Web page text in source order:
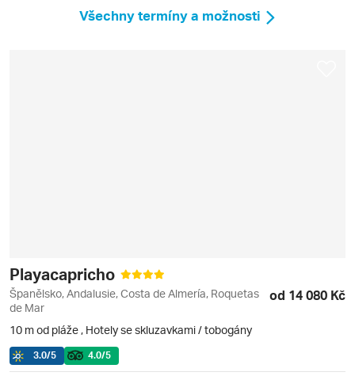
Všechny termíny a možnosti
Playacapricho
Španělsko, Andalusie, Costa de Almería, Roquetas
de Mar
od 14 080 Kč
10 m od pláže , Hotely se skluzavkami / tobogány
3.0/5 4.0/5